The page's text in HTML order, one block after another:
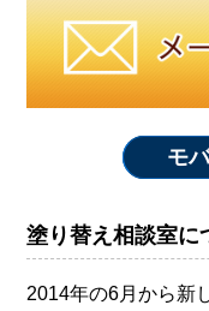
モ
塗り替え相談室に
2014年の6月から新